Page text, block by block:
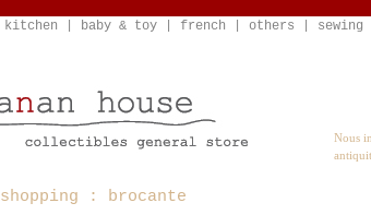
kitchen baby & toy french others sewing
Nous
shopping : brocante